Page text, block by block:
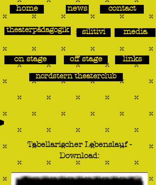
home news contact
theaterpädagogik silitivi media
on stage off stage links
nordstern theaterclub
Tabellarischer Lebenslauf -
Download: